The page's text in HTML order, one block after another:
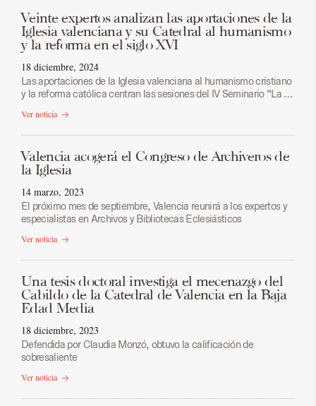
Veinte expertos analizan las aportaciones de la
Iglesia valenciana y su Catedral al humanismo
y la reforma en el siglo XVI
18 diciembre, 2024
Las aportaciones de la Iglesia valenciana al humanismo cristiano
y la reforma católica centran las sesiones del IV Seminario “La …
Ver noticia
Valencia acogerá el Congreso de Archiveros de
la Iglesia
14 marzo, 2023
El próximo mes de septiembre, Valencia reunirá a los expertos y
especialistas en Archivos y Bibliotecas Eclesiásticos
Ver noticia
Una tesis doctoral investiga el mecenazgo del
Cabildo de la Catedral de Valencia en la Baja
Edad Media
18 diciembre, 2023
Defendida por Claudia Monzó, obtuvo la calificación de
sobresaliente
Ver noticia